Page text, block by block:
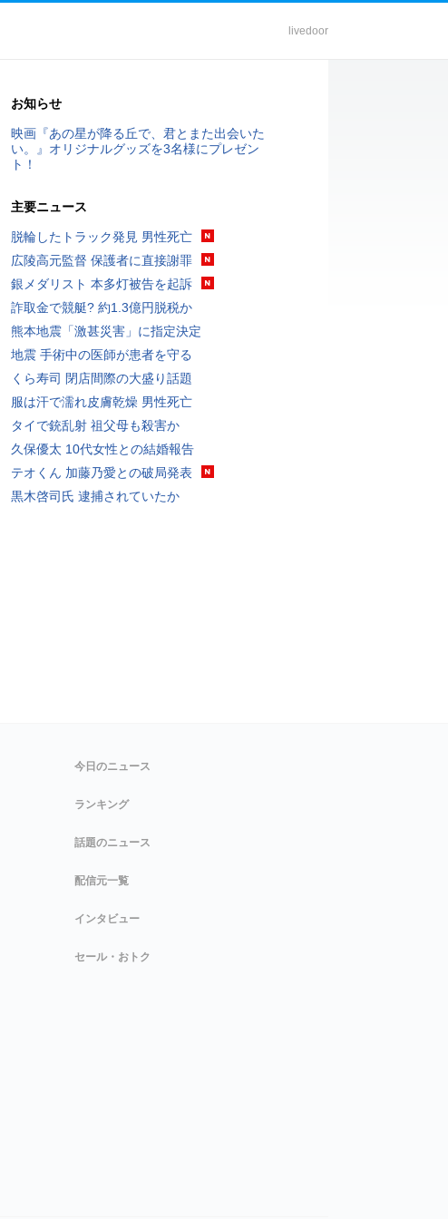
livedoor
お知らせ
映画『あの星が降る丘で、君とまた出会いた
い。』オリジナルグッズを3名様にプレゼン
ト！
主要ニュース
脱輪したトラック発見 男性死亡
広陵高元監督 保護者に直接謝罪
銀メダリスト 本多灯被告を起訴
詐取金で競艇? 約1.3億円脱税か
熊本地震「激甚災害」に指定決定
地震 手術中の医師が患者を守る
くら寿司 閉店間際の大盛り話題
服は汗で濡れ皮膚乾燥 男性死亡
タイで銃乱射 祖父母も殺害か
久保優太 10代女性との結婚報告
テオくん 加藤乃愛との破局発表
黒木啓司氏 逮捕されていたか
今日のニュース
ランキング
話題のニュース
配信元一覧
インタビュー
セール・おトク